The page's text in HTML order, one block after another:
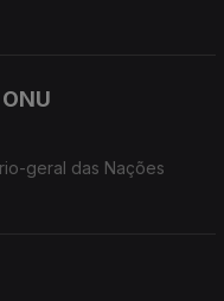
geral das Nações